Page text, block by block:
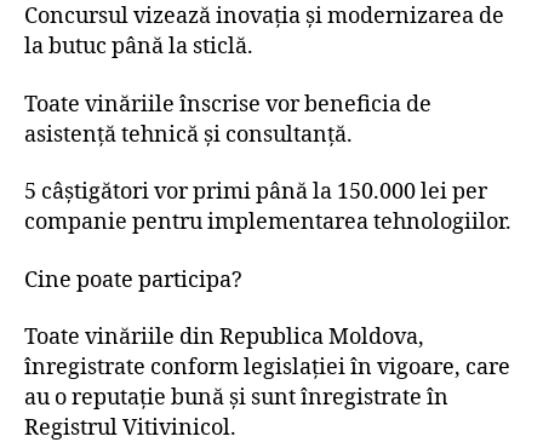
Concursul vizează inovația și modernizarea de
la butuc până la sticlă.
Toate vinăriile înscrise vor beneficia de
asistență tehnică și consultanță.
5 câștigători vor primi până la 150.000 lei per
companie pentru implementarea tehnologiilor.
Cine poate participa?
Toate vinăriile din Republica Moldova,
înregistrate conform legislației în vigoare, care
au o reputație bună și sunt înregistrate în
Registrul Vitivinicol.